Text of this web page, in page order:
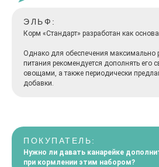
ЭЛЬФ:
Корм «Стандарт» разработан как
Однако для обеспечения максимально
питания рекомендуется дополнять его
овощами, а также периодически
добавки.
ПОКУПАТЕЛЬ:
Нужно ли давать канарейке
при кормлении этим набором?